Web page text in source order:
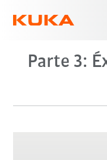
Parte 3: